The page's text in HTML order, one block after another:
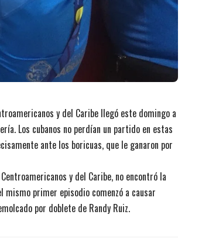
y del Caribe llegó este domingo a
Los cubanos no perdían un partido en estas
ante los boricuas, que le ganaron por
y del Caribe, no encontró la
primer episodio comenzó a causar
por doblete de Randy Ruiz.